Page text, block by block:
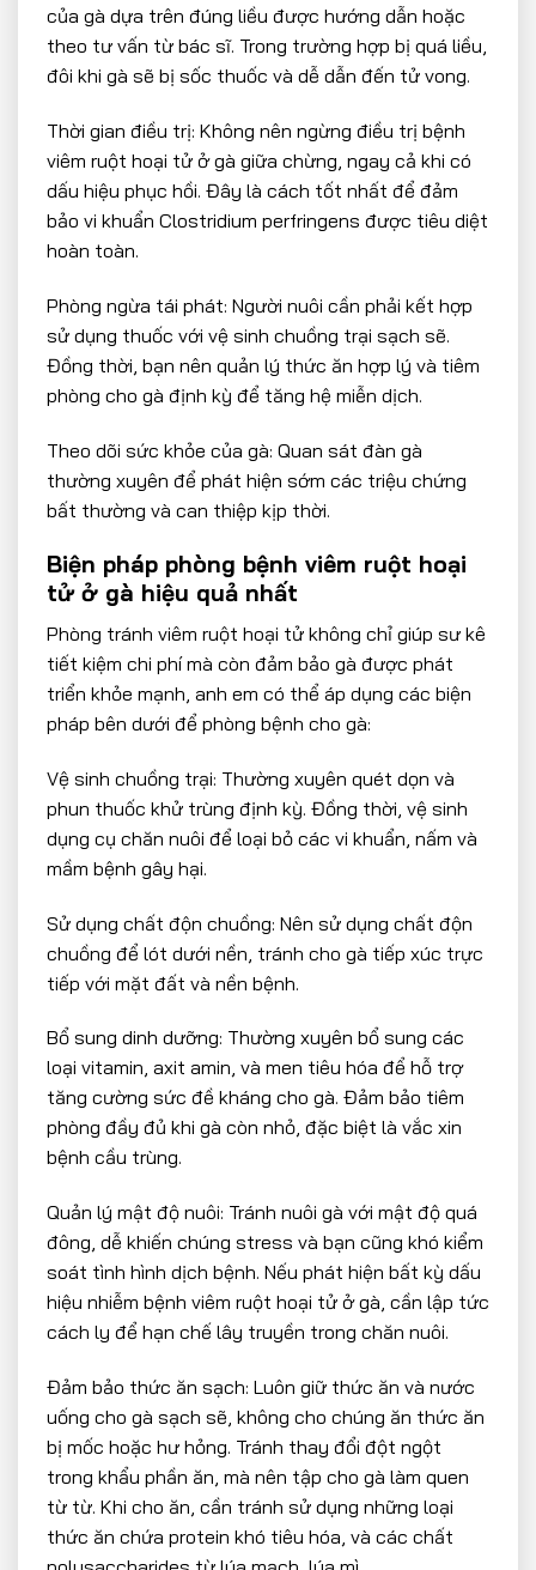
của gà dựa trên đúng liều được hướng dẫn hoặc
theo tư vấn từ bác sĩ. Trong trường hợp bị quá liều,
đôi khi gà sẽ bị sốc thuốc và dễ dẫn đến tử vong.
Thời gian điều trị: Không nên ngừng điều trị bệnh
viêm ruột hoại tử ở gà giữa chừng, ngay cả khi có
dấu hiệu phục hồi. Đây là cách tốt nhất để đảm
bảo vi khuẩn Clostridium perfringens được tiêu diệt
hoàn toàn.
Phòng ngừa tái phát: Người nuôi cần phải kết hợp
sử dụng thuốc với vệ sinh chuồng trại sạch sẽ.
Đồng thời, bạn nên quản lý thức ăn hợp lý và tiêm
phòng cho gà định kỳ để tăng hệ miễn dịch.
Theo dõi sức khỏe của gà: Quan sát đàn gà
thường xuyên để phát hiện sớm các triệu chứng
bất thường và can thiệp kịp thời.
Biện pháp phòng bệnh viêm ruột hoại
tử ở gà hiệu quả nhất
Phòng tránh viêm ruột hoại tử không chỉ giúp sư kê
tiết kiệm chi phí mà còn đảm bảo gà được phát
triển khỏe mạnh, anh em có thể áp dụng các biện
pháp bên dưới để phòng bệnh cho gà:
Vệ sinh chuồng trại: Thường xuyên quét dọn và
phun thuốc khử trùng định kỳ. Đồng thời, vệ sinh
dụng cụ chăn nuôi để loại bỏ các vi khuẩn, nấm và
mầm bệnh gây hại.
Sử dụng chất độn chuồng: Nên sử dụng chất độn
chuồng để lót dưới nền, tránh cho gà tiếp xúc trực
tiếp với mặt đất và nền bệnh.
Bổ sung dinh dưỡng: Thường xuyên bổ sung các
loại vitamin, axit amin, và men tiêu hóa để hỗ trợ
tăng cường sức đề kháng cho gà. Đảm bảo tiêm
phòng đầy đủ khi gà còn nhỏ, đặc biệt là vắc xin
bệnh cầu trùng.
Quản lý mật độ nuôi: Tránh nuôi gà với mật độ quá
đông, dễ khiến chúng stress và bạn cũng khó kiểm
soát tình hình dịch bệnh. Nếu phát hiện bất kỳ dấu
hiệu nhiễm bệnh viêm ruột hoại tử ở gà, cần lập tức
cách ly để hạn chế lây truyền trong chăn nuôi.
Đảm bảo thức ăn sạch: Luôn giữ thức ăn và nước
uống cho gà sạch sẽ, không cho chúng ăn thức ăn
bị mốc hoặc hư hỏng. Tránh thay đổi đột ngột
trong khẩu phần ăn, mà nên tập cho gà làm quen
từ từ. Khi cho ăn, cần tránh sử dụng những loại
thức ăn chứa protein khó tiêu hóa, và các chất